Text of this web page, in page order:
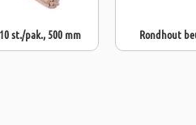
st./pak., 500 mm Rondhout